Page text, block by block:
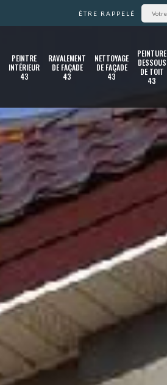
ÊTRE RAPPELÉ
PEINTRE
INTÉRIEUR
43
RAVALEMENT
DE FAÇADE
43
NETTOYAGE
DE FAÇADE
43
PEINTURE
DESSOUS
DE TOIT
43